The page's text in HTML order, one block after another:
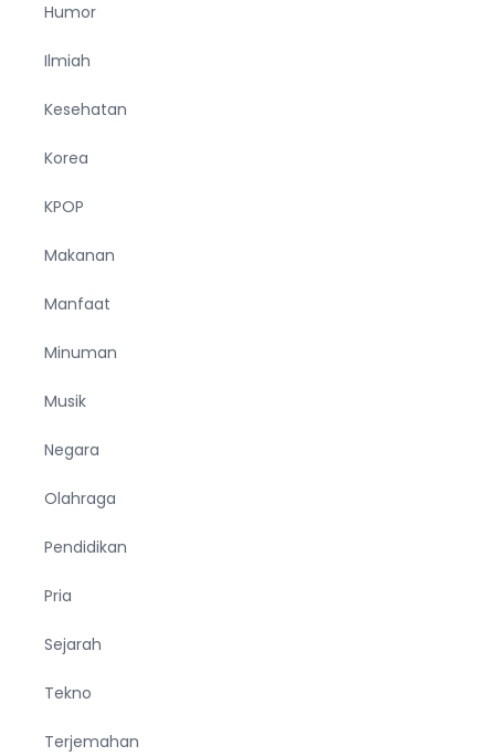
Humor
Ilmiah
Kesehatan
Korea
KPOP
Makanan
Manfaat
Minuman
Musik
Negara
Olahraga
Pendidikan
Pria
Sejarah
Tekno
Terjemahan